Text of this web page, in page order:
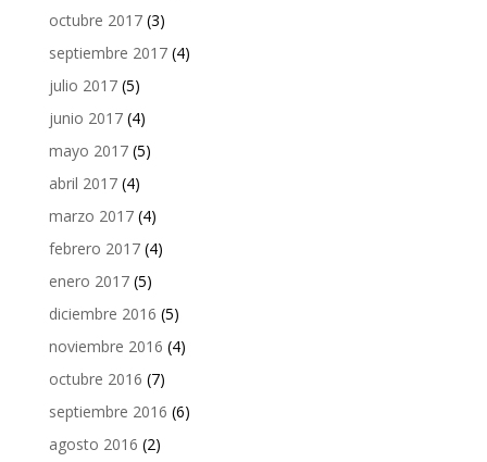
octubre 2017(3)
septiembre 2017(4)
julio 2017(5)
junio 2017(4)
mayo 2017(5)
abril 2017(4)
marzo 2017(4)
febrero 2017(4)
enero 2017(5)
diciembre 2016 (5)
noviembre 2016 (4)
octubre 2016 (7)
septiembre 2016 (6)
agosto 2016 (2)